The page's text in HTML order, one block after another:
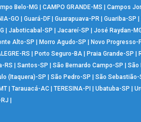
Belo-MG | CAMPO GRANDE-MS | Campos
GO | Guará-DF | Guarapuava-PR | Guariba-SP |
| Jaboticabal-SP | Jacareí-SP | José Raydan-
Alto-SP | Morro Agudo-SP | Novo Progresso-
RS | Porto Seguro-BA| Praia Grande-SP |
RS | Santos-SP | São Bernardo Campo-SP | São
(Itaquera)-SP | São Pedro-SP | São Sebastião-
| Tarauacá-AC| TERESINA-PI | Ubatuba-SP |
|